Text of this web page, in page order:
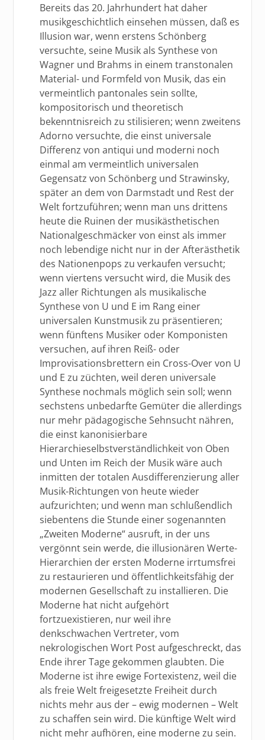
Bereits das 20. Jahrhundert hat daher
musikgeschichtlich einsehen müssen, daß es
Illusion war, wenn erstens Schönberg
versuchte, seine Musik als Synthese von
Wagner und Brahms in einem transtonalen
Material- und Formfeld von Musik, das ein
vermeintlich pantonales sein sollte,
kompositorisch und theoretisch
bekenntnisreich zu stilisieren; wenn zweitens
Adorno versuchte, die einst universale
Differenz von antiqui und moderni noch
einmal am vermeintlich universalen
Gegensatz von Schönberg und Strawinsky,
später an dem von Darmstadt und Rest der
Welt fortzuführen; wenn man uns drittens
heute die Ruinen der musikästhetischen
Nationalgeschmäcker von einst als immer
noch lebendige nicht nur in der Afterästhetik
des Nationenpops zu verkaufen versucht;
wenn viertens versucht wird, die Musik des
Jazz aller Richtungen als musikalische
Synthese von U und E im Rang einer
universalen Kunstmusik zu präsentieren;
wenn fünftens Musiker oder Komponisten
versuchen, auf ihren Reiß- oder
Improvisationsbrettern ein Cross-Over von U
und E zu züchten, weil deren universale
Synthese nochmals möglich sein soll; wenn
sechstens unbedarfte Gemüter die allerdings
nur mehr pädagogische Sehnsucht nähren,
die einst kanonisierbare
Hierarchieselbstverständlichkeit von Oben
und Unten im Reich der Musik wäre auch
inmitten der totalen Ausdifferenzierung aller
Musik-Richtungen von heute wieder
aufzurichten; und wenn man schlußendlich
siebentens die Stunde einer sogenannten
„Zweiten Moderne“ ausruft, in der uns
vergönnt sein werde, die illusionären Werte-
Hierarchien der ersten Moderne irrtumsfrei
zu restaurieren und öffentlichkeitsfähig der
modernen Gesellschaft zu installieren. Die
Moderne hat nicht aufgehört
fortzuexistieren, nur weil ihre
denkschwachen Vertreter, vom
nekrologischen Wort Post aufgeschreckt, das
Ende ihrer Tage gekommen glaubten. Die
Moderne ist ihre ewige Fortexistenz, weil die
als freie Welt freigesetzte Freiheit durch
nichts mehr aus der – ewig modernen – Welt
zu schaffen sein wird. Die künftige Welt wird
nicht mehr aufhören, eine moderne zu sein.